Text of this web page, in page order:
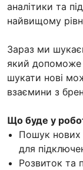
аналітики та
найвищому
Зараз ми
який допоможе
шукати нові
взаємини з
Що буде у
Пошук нових
для
Розвиток та